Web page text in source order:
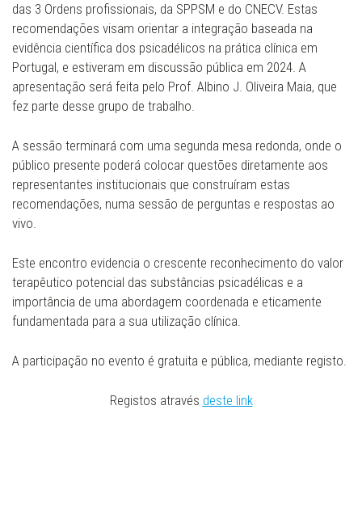
das 3 Ordens profissionais, da SPPSM e do CNECV. Estas
recomendações visam orientar a integração baseada na
evidência científica dos psicadélicos na prática clínica em
Portugal, e estiveram em discussão pública em 2024. A
apresentação será feita pelo Prof. Albino J. Oliveira Maia, que
fez parte desse grupo de trabalho.
A sessão terminará com uma segunda mesa redonda, onde o
público presente poderá colocar questões diretamente aos
representantes institucionais que construíram estas
recomendações, numa sessão de perguntas e respostas ao
vivo.
Este encontro evidencia o crescente reconhecimento do valor
terapêutico potencial das substâncias psicadélicas e a
importância de uma abordagem coordenada e eticamente
fundamentada para a sua utilização clínica.
A participação no evento é gratuita e pública, mediante registo.
Registos através deste link